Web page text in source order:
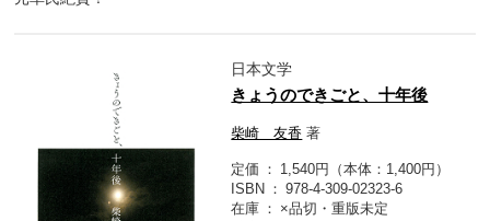
日本文学
きょうのできごと、十年後
柴崎 友香 著
定価
1,540円（本体：1,400円）
ISBN
978-4-309-02323-6
在庫
×品切・重版未定